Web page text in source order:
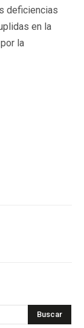
deficiencias
en la
la
Buscar